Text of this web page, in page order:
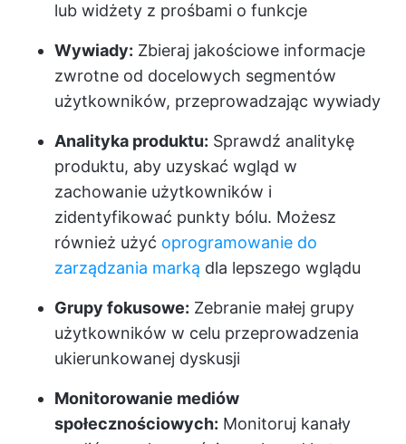
lub widżety z prośbami o funkcje
Wywiady: Zbieraj jakościowe informacje
zwrotne od docelowych segmentów
użytkowników, przeprowadzając wywiady
Analityka produktu: Sprawdź analitykę
produktu, aby uzyskać wgląd w
zachowanie użytkowników i
zidentyfikować punkty bólu. Możesz
również użyć oprogramowanie do
zarządzania marką dla lepszego wglądu
Grupy fokusowe: Zebranie małej grupy
użytkowników w celu przeprowadzenia
ukierunkowanej dyskusji
Monitorowanie mediów
społecznościowych: Monitoruj kanały